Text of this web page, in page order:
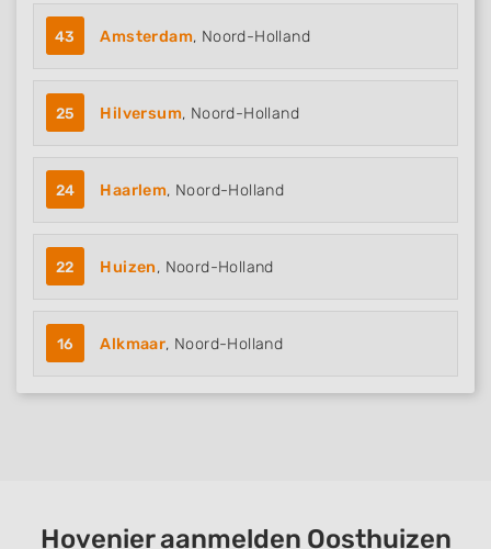
43 Amsterdam, Noord-Holland
25 Hilversum, Noord-Holland
24 Haarlem, Noord-Holland
22 Huizen, Noord-Holland
16 Alkmaar, Noord-Holland
Hovenier aanmelden Oosthuizen